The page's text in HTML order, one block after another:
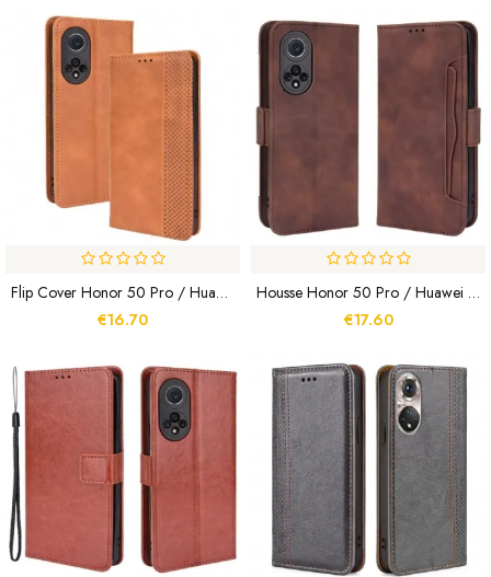
Flip Cover Honor 50 Pro / Huawei Nova 9 Pro Effet Cuir Vintage Stylisé
€16.70
Housse Honor 50 Pro / Huawei Nova 9 Pro Classe Première Multi-Cartes
€17.60